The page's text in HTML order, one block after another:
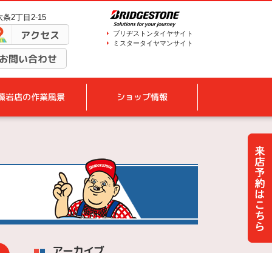
条2丁目2-15
アクセス
お問い合わせ
ブリヂストンタイヤサイト
ミスタータイヤマンサイト
岩店の作業風景 ショップ情報